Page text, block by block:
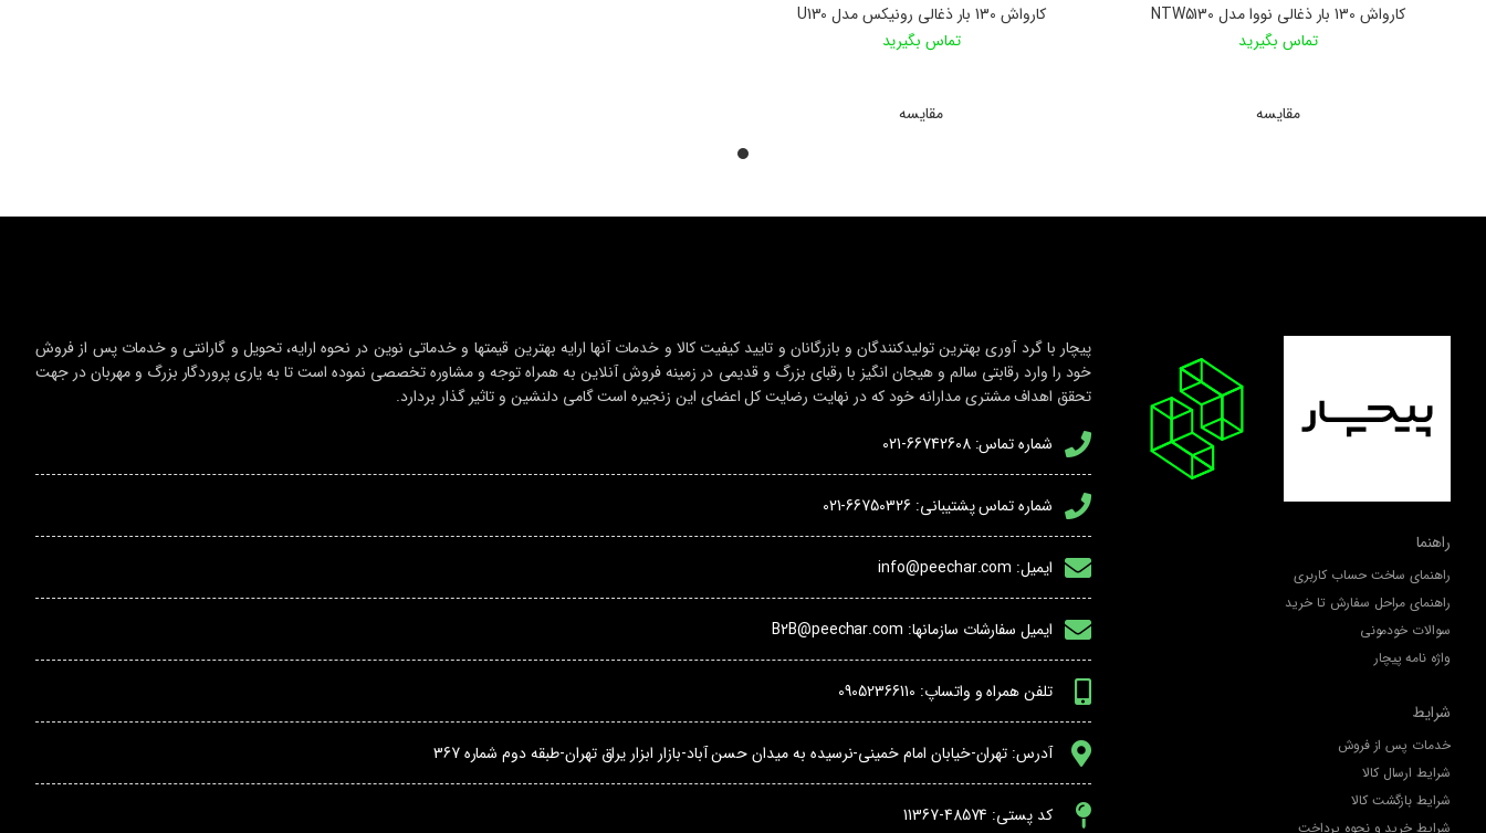
کارواش 130 بار ذغالی نووا مدل NTW5130
تماس بگیرید
مقایسه
کارواش 130 بار ذغالی رونیکس مدل U130
تماس بگیرید
مقایسه
راهنما
راهنمای ساخت حساب کاربری
راهنمای مراحل سفارش تا خرید
سوالات خودمونی
واژه نامه پیچار
شرایط
خدمات پس از فروش
شرایط ارسال کالا
شرایط بازگشت کالا
شرایط خرید و نحوه پرداخت
پیچار با گرد آوری بهترین تولیدکنندگان و بازرگانان و تایید کیفیت کالا و خدمات آنها ارایه بهترین قیمتها و خدماتی نوین در نحوه ارایه، تحویل و گارانتی و خدمات پس از فروش
خود را وارد رقابتی سالم و هیجان انگیز با رقبای بزرگ و قدیمی در زمینه فروش آنلاین به همراه توجه و مشاوره تخصصی نموده است تا به یاری پروردگار بزرگ و مهربان در جهت
تحقق اهداف مشتری مدارانه خود که در نهایت رضایت کل اعضای این زنجیره است گامی دلنشین و تاثیر گذار بردارد.
شماره تماس: 66742608-021
شماره تماس پشتیبانی: 66750326-021
ایمیل: info@peechar.com
ایمیل سفارشات سازمانها: B2B@peechar.com
تلفن همراه و واتساپ: 09052366110
آدرس: تهران-خیابان امام خمینی-نرسیده به میدان حسن آباد-بازار ابزار یراق تهران-طبقه دوم شماره 367
کد پستی: 48574-11367